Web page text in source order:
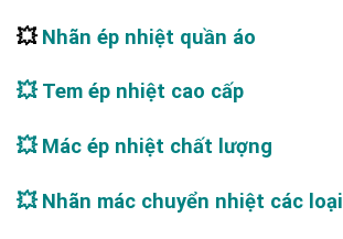
💥Nhãn ép nhiệt quần áo
💥Tem ép nhiệt cao cấp
💥Mác ép nhiệt chất lượng
💥Nhãn mác chuyển nhiệt các loại